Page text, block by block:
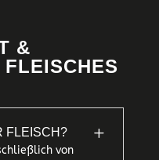
&
FLEISCH? L
von